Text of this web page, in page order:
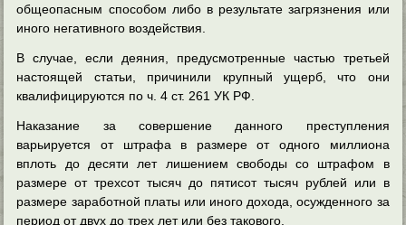
общеопасным способом либо в результате загрязнения или
иного негативного воздействия.
В случае, если деяния, предусмотренные частью третьей
настоящей статьи, причинили крупный ущерб, что они
квалифицируются по ч. 4 ст. 261 УК РФ.
Наказание за совершение данного преступления
варьируется от штрафа в размере от одного миллиона
вплоть до десяти лет лишением свободы со штрафом в
размере от трехсот тысяч до пятисот тысяч рублей или в
размере заработной платы или иного дохода, осужденного за
период от двух до трех лет или без такового.